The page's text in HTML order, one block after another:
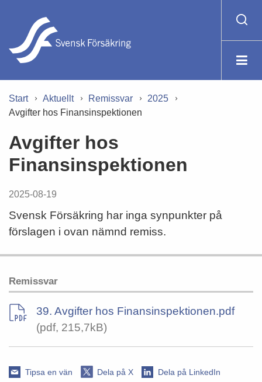
Start Aktuellt Remissvar
2025
Avgifter hos Finansinspektionen
Avgifter hos
Finansinspektionen
2025-08-19
Svensk Försäkring har inga synpunkter på
förslagen i ovan nämnd remiss.
Remissvar
39. Avgifter hos Finansinspektionen.pdf
(pdf, 215,7kB)
Tipsa en vän Dela på X
Dela på LinkedIn